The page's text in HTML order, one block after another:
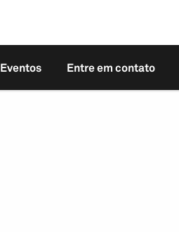
Eventos Entre em contato